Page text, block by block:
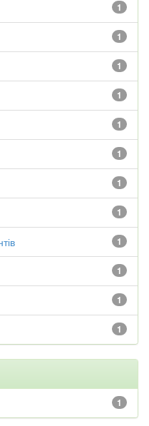
1
1
1
1
1
1
1
1
1
1
1
1
1